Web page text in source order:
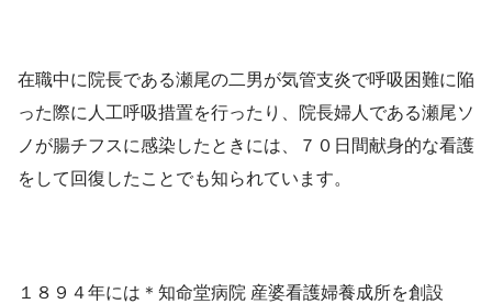
在職中に院長である瀬尾の二男が気管支炎で呼吸困難に陥
った際に人工呼吸措置を行ったり、院長婦人である瀬尾ソ
ノが腸チフスに感染したときには、７０日間献身的な看護
をして回復したことでも知られています。
１８９４年には＊知命堂病院 産婆看護婦養成所を創設